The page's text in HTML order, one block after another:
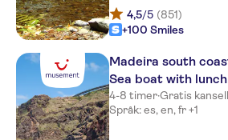
Cais da Oliveira
Pestana Grand Premium Ocean
Resort
Porto Santa Maria
Dorisol Florasol
4,5/5 (851)
+100 Smiles
Madeira south
Sea boat with lunch
4-8 timer·Gratis
Språk: es, en, fr +1